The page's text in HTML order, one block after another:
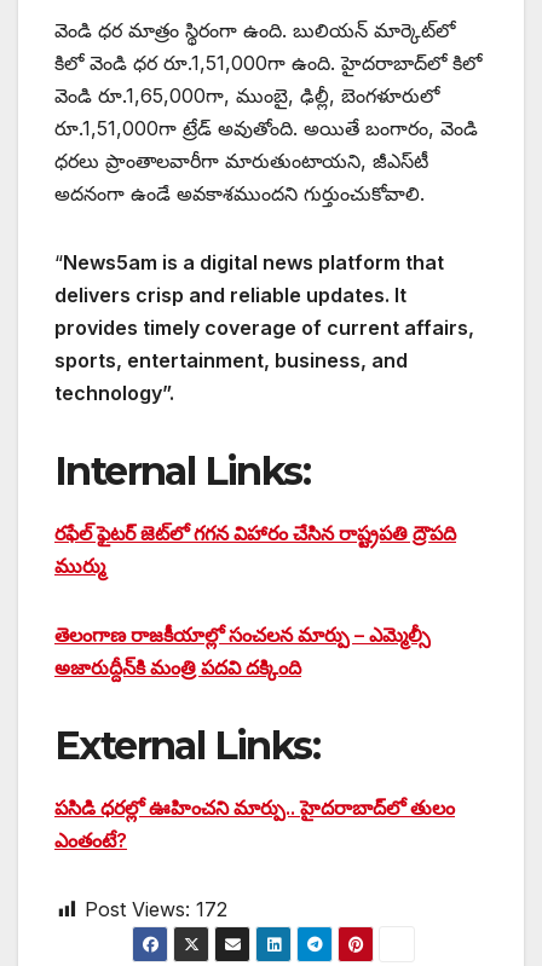
వెండి ధర మాత్రం స్థిరంగా ఉంది. బులియన్ మార్కెట్‌లో
కిలో వెండి ధర రూ.1,51,000గా ఉంది. హైదరాబాద్‌లో కిలో
వెండి రూ.1,65,000గా, ముంబై, ఢిల్లీ, బెంగళూరులో
రూ.1,51,000గా ట్రేడ్ అవుతోంది. అయితే బంగారం, వెండి
ధరలు ప్రాంతాలవారీగా మారుతుంటాయని, జీఎస్‌టీ
అదనంగా ఉండే అవకాశముందని గుర్తుంచుకోవాలి.
“News5am is a digital news platform that
delivers crisp and reliable updates. It
provides timely coverage of current affairs,
sports, entertainment, business, and
technology”.
Internal Links:
రఫేల్‌ ఫైటర్‌ జెట్‌లో గగన విహారం చేసిన రాష్ట్రపతి ద్రౌపది
ముర్ము
తెలంగాణ రాజకీయాల్లో సంచలన మార్పు – ఎమ్మెల్సీ
అజారుద్దీన్‌కి మంత్రి పదవి దక్కింది
External Links:
పసిడి ధరల్లో ఊహించని మార్పు.. హైదరాబాద్‌లో తులం
ఎంతంటే?
Post Views: 172